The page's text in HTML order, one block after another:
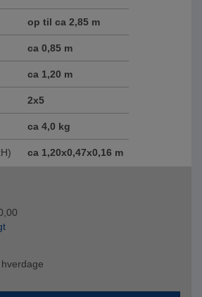
op til ca 2,85 m
ca 0,85 m
ca 1,20 m
2x5
ca 4,0 kg
ca 1,20x0,47x0,16 m